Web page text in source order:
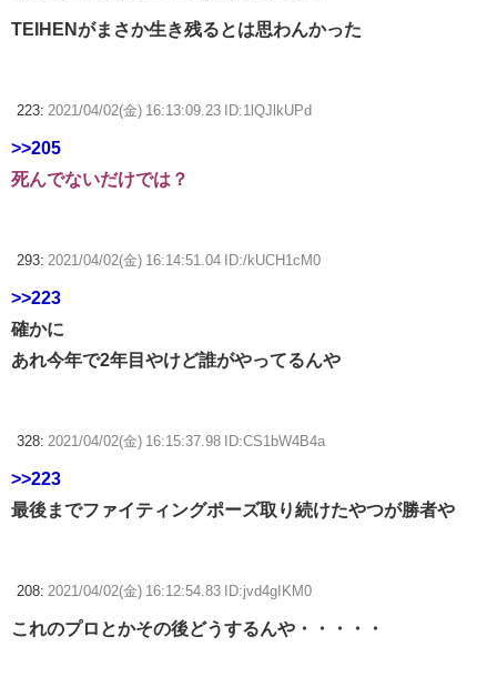
TEIHENがまさか生き残るとは思わんかった
223: 2021/04/02(金) 16:13:09.23 ID:1lQJlkUPd
>>205
死んでないだけでは？
293: 2021/04/02(金) 16:14:51.04 ID:/kUCH1cM0
>>223
確かに
あれ今年で2年目やけど誰がやってるんや
328: 2021/04/02(金) 16:15:37.98 ID:CS1bW4B4a
>>223
最後までファイティングポーズ取り続けたやつが勝者や
208: 2021/04/02(金) 16:12:54.83 ID:jvd4gIKM0
これのプロとかその後どうするんや・・・・・